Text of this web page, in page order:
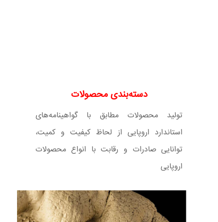
دسته‌بندی محصولات
تولید محصولات مطابق با گواهینامه‌های
استاندارد اروپایی از لحاظ کیفیت و کمیت،
توانایی صادرات و رقابت با انواع محصولات
اروپایی